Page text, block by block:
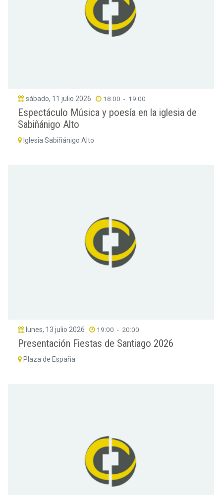
sábado, 11 julio 2026 18:00 - 19:00
Espectáculo Música y poesía en la iglesia de
Sabiñánigo Alto
Iglesia Sabiñánigo Alto
lunes, 13 julio 2026 19:00 - 20:00
Presentación Fiestas de Santiago 2026
Plaza de España